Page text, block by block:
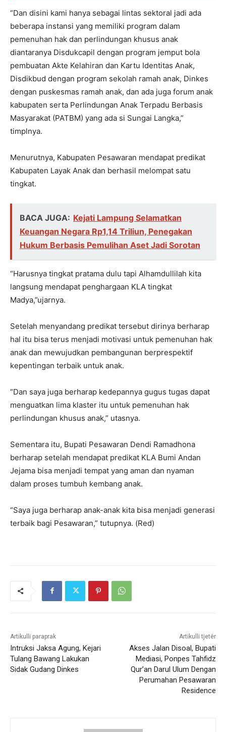
“Dan disini kami hanya sebagai lintas sektoral jadi ada
beberapa instansi yang memiliki program dalam
pemenuhan hak dan perlindungan khusus anak
diantaranya Disdukcapil dengan program jemput bola
pembuatan Akte Kelahiran dan Kartu Identitas Anak,
Disdikbud dengan program sekolah ramah anak, Dinkes
dengan puskesmas ramah anak, dan ada juga forum anak
kabupaten serta Perlindungan Anak Terpadu Berbasis
Masyarakat (PATBM) yang ada si Sungai Langka,”
timplnya.
Menurutnya, Kabupaten Pesawaran mendapat predikat
Kabupaten Layak Anak dan berhasil melompat satu
tingkat.
BACA JUGA: Kejati Lampung Selamatkan
Keuangan Negara Rp1,14 Triliun, Penegakan
Hukum Berbasis Pemulihan Aset Jadi Sorotan
“Harusnya tingkat pratama dulu tapi Alhamdullilah kita
langsung mendapat penghargaan KLA tingkat
Madya,”ujarnya.
Setelah menyandang predikat tersebut dirinya berharap
hal itu bisa terus menjadi motivasi untuk pemenuhan hak
anak dan mewujudkan pembangunan berprespektif
kepentingan terbaik untuk anak.
“Dan saya juga berharap kedepannya gugus tugas dapat
menguatkan lima klaster itu untuk pemenuhan hak
perlindungan khusus anak,” utasnya.
Sementara itu, Bupati Pesawaran Dendi Ramadhona
berharap setelah mendapat predikat KLA Bumi Andan
Jejama bisa menjadi tempat yang aman dan nyaman
dalam proses tumbuh kembang anak.
“Saya juga berharap anak-anak kita bisa menjadi generasi
terbaik bagi Pesawaran,” tutupnya. (Red)
Artikulli paraprak
Intruksi Jaksa Agung, Kejari
Tulang Bawang Lakukan
Sidak Gudang Dinkes
Artikulli tjetër
Akses Jalan Disoal, Bupati
Mediasi, Ponpes Tahfidz
Qur’an Darul Ulum Dengan
Perumahan Pesawaran
Residence